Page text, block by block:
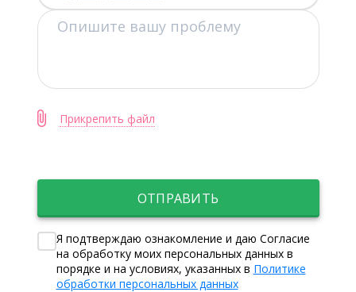
Прикрепить файл
ОТПРАВИТЬ
Я подтверждаю ознакомление и даю Согласие
на обработку моих персональных данных в
порядке и на условиях, указанных в Политике
обработки персональных данных